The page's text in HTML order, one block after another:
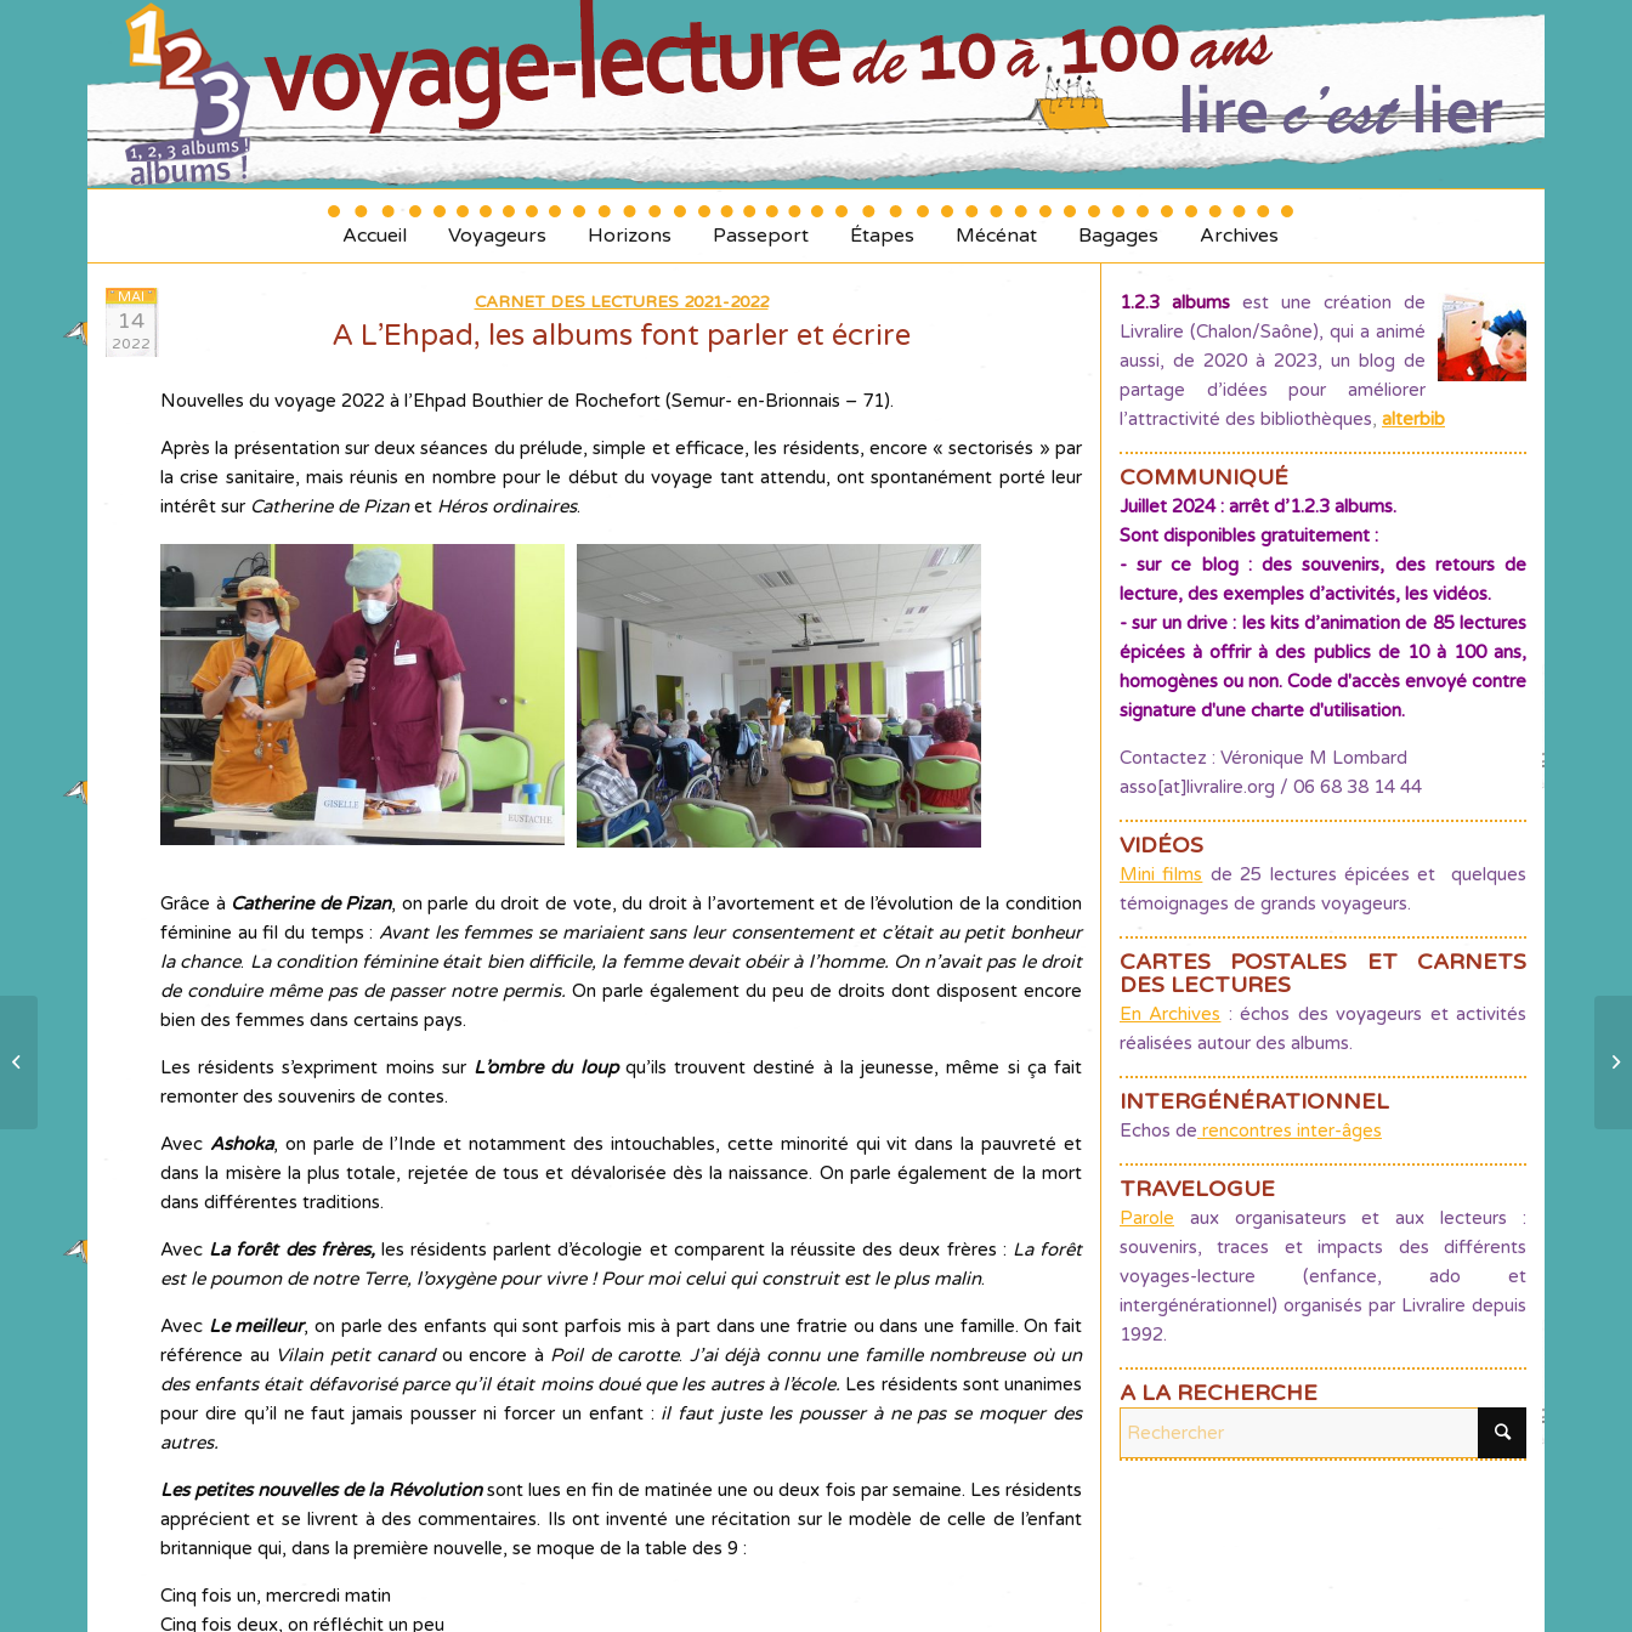
Accueil Voyageurs Horizons Passeport Étapes Mécénat Bagages Archives
MAI
14
2022
CARNET DES LECTURES 2021-2022
A L’Ehpad, les albums font parler et écrire
Nouvelles du voyage 2022 à l’Ehpad Bouthier de Rochefort (Semur- en-Brionnais – 71).
Après la présentation sur deux séances du prélude, simple et efficace, les résidents, encore « sectorisés » par
la crise sanitaire, mais réunis en nombre pour le début du voyage tant attendu, ont spontanément porté leur
intérêt sur Catherine de Pizanet Héros ordinaires.
Grâce à Catherine de Pizan, on parle du droit de vote, du droit à l’avortement et de l’évolution de la condition
féminine au fil du temps : Avant les femmes se mariaient sans leur consentement et c’était au petit bonheur
la chance. La condition féminine était bien difficile, la femme devait obéir à l’homme. On n’avait pas le droit
de conduire même pas de passer notre permis. On parle également du peu de droits dont disposent encore
bien des femmes dans certains pays.
Les résidents s’expriment moins sur L’ombre du loupqu’ils trouvent destiné à la jeunesse, même si ça fait
remonter des souvenirs de contes.
Avec Ashoka, on parle de l’Inde et notamment des intouchables, cette minorité qui vit dans la pauvreté et
dans la misère la plus totale, rejetée de tous et dévalorisée dès la naissance. On parle également de la mort
dans différentes traditions.
Avec La forêt des frères,les résidents parlent d’écologie et comparent la réussite des deux frères : La forêt
est le poumon de notre Terre, l’oxygène pour vivre !Pour moi celui qui construit est le plus malin.
Avec Le meilleur, on parle des enfants qui sont parfois mis à part dans une fratrie ou dans une famille. On fait
référence au Vilain petit canardou encore à Poil de carotte. J’ai déjà connu une famille nombreuse où un
des enfants était défavorisé parce qu’il était moins doué que les autres à l’école. Les résidents sont unanimes
pour dire qu’il ne faut jamais pousser ni forcer un enfant : il faut juste les pousser à ne pas se moquer des
autres.
Les petites nouvelles de la Révolutionsont lues en fin de matinée une ou deux fois par semaine. Les résidents
apprécient et se livrent à des commentaires. Ils ont inventé une récitation sur le modèle de celle de l’enfant
britannique qui, dans la première nouvelle, se moque de la table des 9 :
Cinq fois un, mercredi matin
Cinq fois deux, on réfléchit un peu
1.2.3 albums est une création de
Livralire (Chalon/Saône), qui a animé
aussi, de 2020 à 2023, un blog de
partage d’idées pour améliorer
l’attractivité des bibliothèques, alterbib
COMMUNIQUÉ
Juillet 2024 : arrêt d’1.2.3 albums.
Sont disponibles gratuitement :
- sur ce blog : des souvenirs, des retours de
lecture, des exemples d’activités, les vidéos.
- sur un drive : les kits d’animation de 85 lectures
épicées à offrir à des publics de 10 à 100 ans,
homogènes ou non. Code d'accès envoyé contre
signature d'une charte d'utilisation.
Contactez : Véronique M Lombard
asso[at]livralire.org / 06 68 38 14 44
VIDÉOS
Mini films de 25 lectures épicées et quelques
témoignages de grands voyageurs.
CARTES POSTALES ET CARNETS
DES LECTURES
En Archives : échos des voyageurs et activités
réalisées autour des albums.
INTERGÉNÉRATIONNEL
Echos de rencontres inter-âges
TRAVELOGUE
Parole aux organisateurs et aux lecteurs :
souvenirs, traces et impacts des différents
voyages-lecture (enfance, ado et
intergénérationnel) organisés par Livralire depuis
1992.
A LA RECHERCHE
comme Christine de Pizan